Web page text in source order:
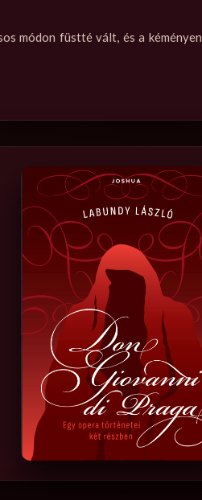
módon füstté vált, és a kéményen